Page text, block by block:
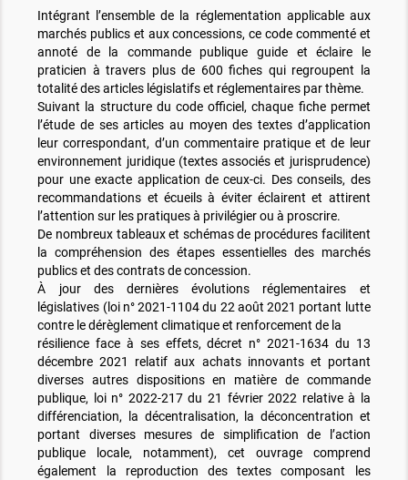
Intégrant l’ensemble de la réglementation applicable aux
marchés publics et aux concessions, ce code commenté et
annoté de la commande publique guide et éclaire le
praticien à travers plus de 600 fiches qui regroupent la
totalité des articles législatifs et réglementaires par thème.
Suivant la structure du code officiel, chaque fiche permet
l’étude de ses articles au moyen des textes d’application
leur correspondant, d’un commentaire pratique et de leur
environnement juridique (textes associés et jurisprudence)
pour une exacte application de ceux-ci. Des conseils, des
recommandations et écueils à éviter éclairent et attirent
l’attention sur les pratiques à privilégier ou à proscrire.
De nombreux tableaux et schémas de procédures facilitent
la compréhension des étapes essentielles des marchés
publics et des contrats de concession.
À jour des dernières évolutions réglementaires et
législatives (loi n° 2021-1104 du 22 août 2021 portant lutte
contre le dérèglement climatique et renforcement de la
résilience face à ses effets, décret n° 2021-1634 du 13
décembre 2021 relatif aux achats innovants et portant
diverses autres dispositions en matière de commande
publique, loi n° 2022-217 du 21 février 2022 relative à la
différenciation, la décentralisation, la déconcentration et
portant diverses mesures de simplification de l’action
publique locale, notamment), cet ouvrage comprend
également la reproduction des textes composant les